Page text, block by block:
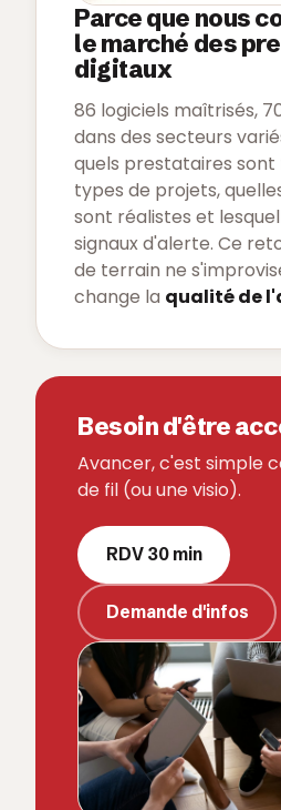
Parce que nous
le marché des
digitaux
86 logiciels maîtrisés,
dans des secteurs
quels prestataires sont
types de projets,
sont réalistes et
signaux d'alerte. Ce
de terrain ne
change la qualité de
Besoin d'être
Avancer, c'est simple
de fil (ou une visio).
RDV 30 min
Demande d'infos